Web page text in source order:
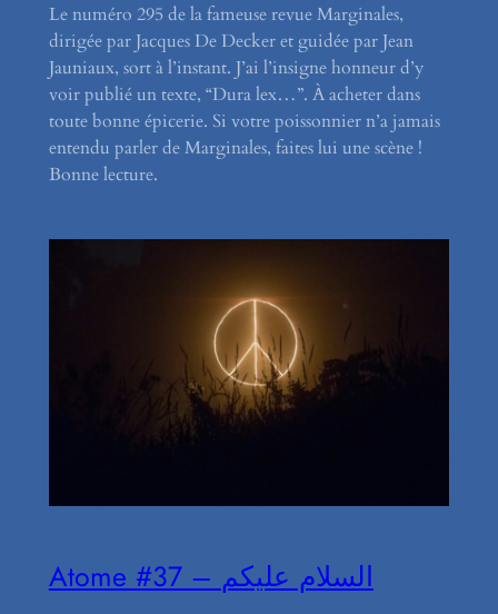
Le numéro 295 de la fameuse revue Marginales,
dirigée par Jacques De Decker et guidée par Jean
Jauniaux, sort à l’instant. J’ai l’insigne honneur d’y
voir publié un texte, “Dura lex…”. À acheter dans
toute bonne épicerie. Si votre poissonnier n’a jamais
entendu parler de Marginales, faites lui une scène !
Bonne lecture.
Atome #37 – السلام عليكم